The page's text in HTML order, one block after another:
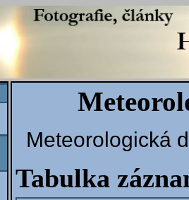
Meteorologická
Tabulka